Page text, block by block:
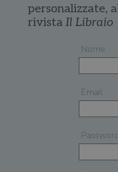
personalizzate,
rivista Il Libraio
Nome
Email